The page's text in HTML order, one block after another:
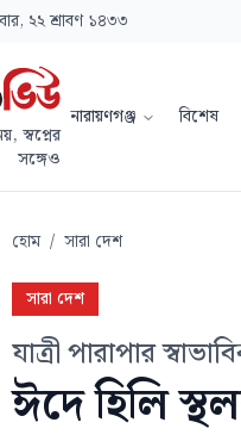
২২ শ্রাবণ ১৪৩৩
স্বপ্নের
সঙ্গেও
নারায়ণগঞ্জ বিশেষ
হোম / সারা দেশ
সারা দেশ
যাত্রী পারাপার
ঈদে হিলি